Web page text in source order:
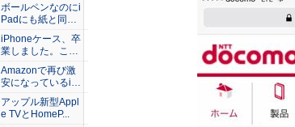
ボールペンなのにi
Padにも紙と同じ
滑ら...
iPhoneケース、卒
業しました。これ
か...
Amazonで再び激
安になっているiP
h...
アップル新型Appl
e TVとHomeP...